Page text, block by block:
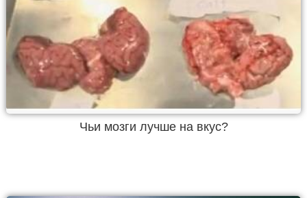
Чьи мозги лучше на вкус?